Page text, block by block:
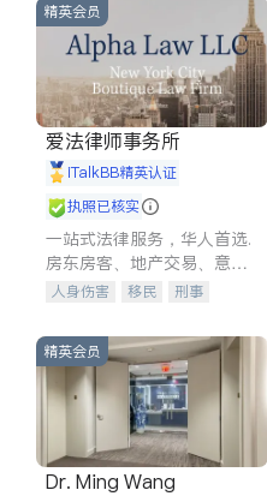
精英会员
爱法律师事务所
iTalkBB精英认证
执照已核实
一站式法律服务，华人首选.
房东房客、地产交易、意外
伤害、车祸重伤、商业诉
建筑合同、刑事案件全包办
人身伤害 移民
刑事
信托/遗嘱
商业
商标注册
索赔
律师-其它
精英会员
Dr. Ming Wang